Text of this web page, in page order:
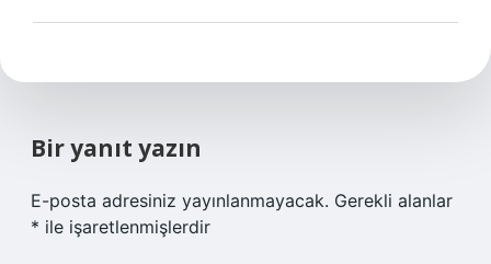
Bir yanıt yazın
E-posta adresiniz yayınlanmayacak. Gerekli alanlar
* ile işaretlenmişlerdir